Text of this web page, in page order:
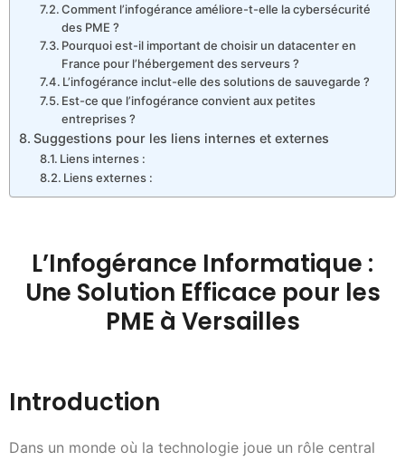
Comment l’infogérance améliore-t-elle la cybersécurité
des PME ?
Pourquoi est-il important de choisir un datacenter en
France pour l’hébergement des serveurs ?
L’infogérance inclut-elle des solutions de sauvegarde ?
Est-ce que l’infogérance convient aux petites
entreprises ?
Suggestions pour les liens internes et externes
Liens internes :
Liens externes :
L’Infogérance Informatique :
Une Solution Efficace pour les
PME à Versailles
Introduction
Dans un monde où la technologie joue un rôle central